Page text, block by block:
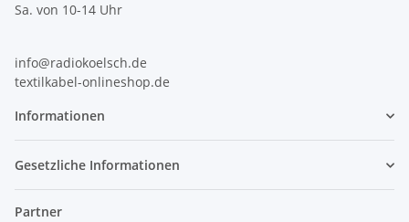
Sa. von 10-14 Uhr
info@radiokoelsch.de
textilkabel-onlineshop.de
Informationen
Gesetzliche Informationen
Partner